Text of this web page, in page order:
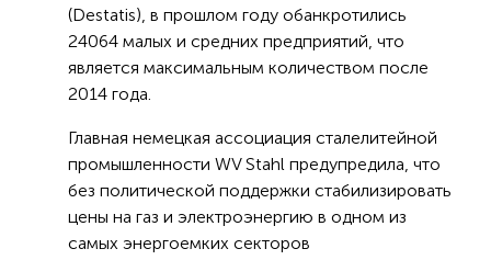
(Destatis), в прошлом году обанкротились
24064 малых и средних предприятий, что
является максимальным количеством после
2014 года.
Главная немецкая ассоциация сталелитейной
промышленности WV Stahl предупредила, что
без политической поддержки стабилизировать
цены на газ и электроэнергию в одном из
самых энергоемких секторов